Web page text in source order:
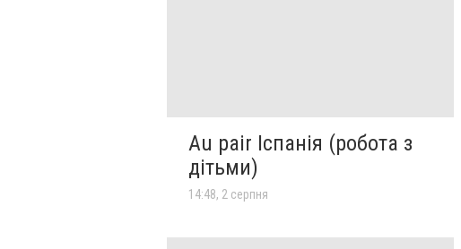
Au pair Іспанія (робота з
дітьми)
14:48, 2 серпня